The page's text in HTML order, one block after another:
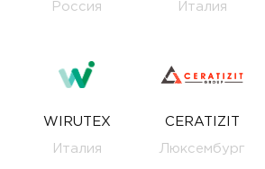
Россия Италия
WIRUTEX
Италия
CERATIZIT
Люксембург